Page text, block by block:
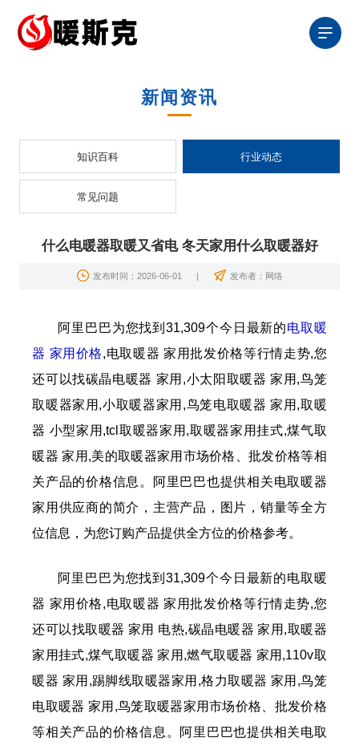
新闻资讯
知识百科 行业动态
常见问题
什么电暖器取暖又省电 冬天家用什么取暖器好
发布时间：2026-06-01 发布者：网络
阿里巴巴为您找到31,309个今日最新的电取暖
器 家用 价格,电取暖器 家用批发价格等行情走势,您
还可以找碳晶电暖器 家用,小太阳取暖器 家用,鸟笼
取暖器家用,小取暖器家用,鸟笼电取暖器 家用,取暖
器 小型家用,tcl取暖器家用,取暖器家用挂式,煤气取
暖器 家用,美的取暖器家用市场价格、批发价格等相
关产品的价格信息。阿里巴巴也提供相关电取暖器
家用供应商的简介，主营产品，图片，销量等全方
位信息，为您订购产品提供全方位的价格参考。
阿里巴巴为您找到31,309个今日最新的电取暖
器 家用价格,电取暖器 家用批发价格等行情走势,您
还可以找取暖器 家用 电热,碳晶电暖器 家用,取暖器
家用挂式,煤气取暖器 家用,燃气取暖器 家用,110v取
暖器 家用,踢脚线取暖器家用,格力取暖器 家用,鸟笼
电取暖器 家用,鸟笼取暖器家用市场价格、批发价格
等相关产品的价格信息。阿里巴巴也提供相关电取